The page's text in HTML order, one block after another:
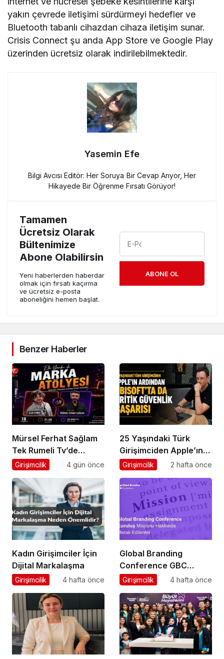
yakın çevrede iletişimi sürdürmeyi hedefler ve
Bluetooth tabanlı cihazdan cihaza iletişim sunar.
Crisis Connect şu anda App Store ve Google Play
üzerinden ücretsiz olarak indirilebilmektedir.
Yasemin Efe
Bilgi Avcısı Editör: Her Soruya Bir Cevap Arıyor, Her
Hikayede Bir Öğrenme Fırsatı Görüyor!
Tamamen
Ücretsiz Olarak
Bültenimize
Abone Olabilirsin
Yeni haberlerden haberdar
olmak için fırsatı kaçırma
ve ücretsiz e-posta
aboneliğini hemen başlat.
ABONE OL
Benzer Haberler
Mürsel Ferhat Sağlam
Tek Rumeli Tv’de
Marka Atölyesi
Oldu
Girişimcilik 4 gün önce
25 Yaşındaki Türk
Girişimciden Apple’ın
Ardından Ubisoft
Girişimcilik 2 hafta önce
Kadın Girişimciler İçin
Dijital Markalaşma
Girişimcilik 4 hafta önce
Global Branding
Conference GBC
Misyonu Hakkında
Girişimcilik 4 hafta önce